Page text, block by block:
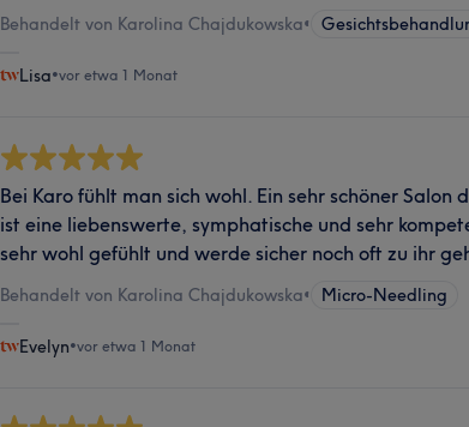
Behandelt von Karolina Chajdukowska•
Lisa•vor etwa 1 Monat
Bei Karo fühlt man sich wohl. Ein sehr schöner Salon
ist eine liebenswerte, symphatische und sehr
sehr wohl gefühlt und werde sicher noch oft zu ihr
Behandelt von Karolina Chajdukowska• Micro-Needling
Evelyn•vor etwa 1 Monat